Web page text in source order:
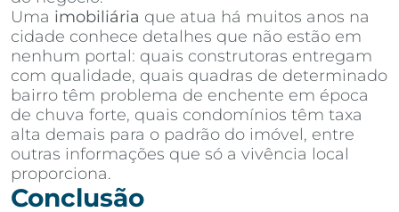
Uma imobiliária que atua há muitos anos na
cidade conhece detalhes que não estão em
nenhum portal: quais construtoras entregam
com qualidade, quais quadras de determinado
bairro têm problema de enchente em época
de chuva forte, quais condomínios têm taxa
alta demais para o padrão do imóvel, entre
outras informações que só a vivência local
proporciona.
Conclusão